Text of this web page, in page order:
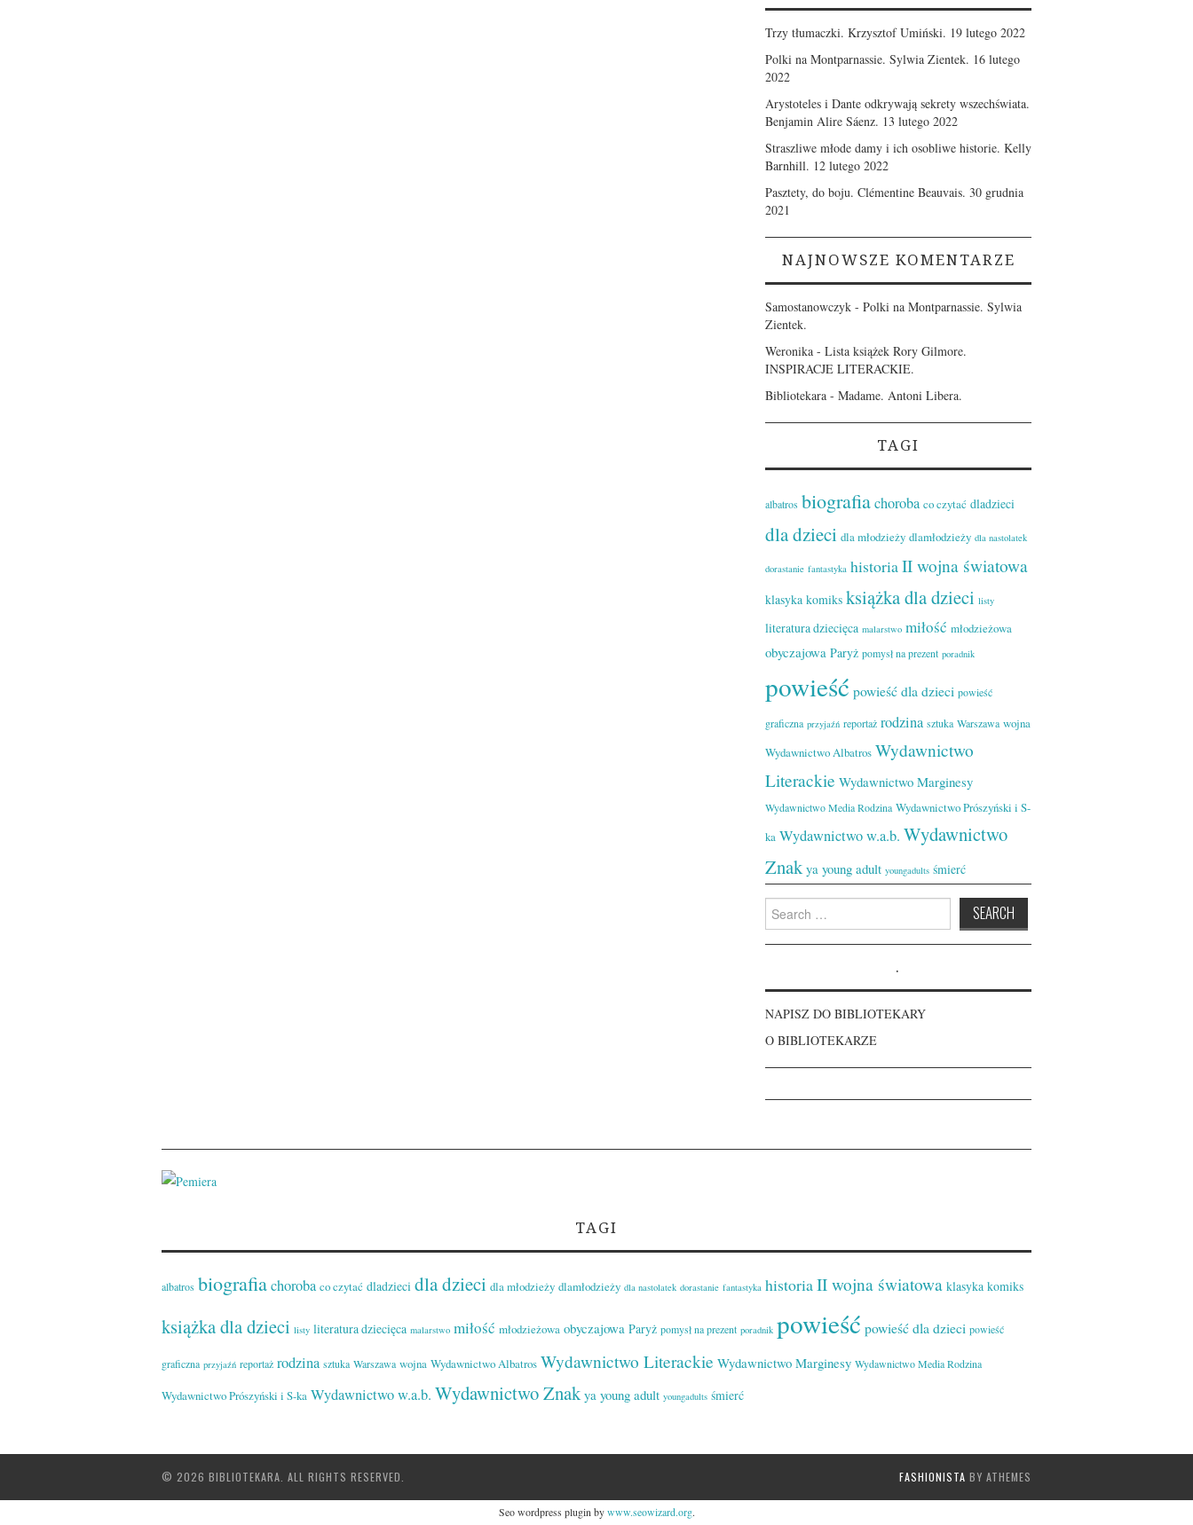
Trzy tłumaczki. Krzysztof Umiński. 19 lutego 2022
Polki na Montparnassie. Sylwia Zientek. 16 lutego
2022
Arystoteles i Dante odkrywają sekrety wszechświata.
Benjamin Alire Sáenz. 13 lutego 2022
Straszliwe młode damy i ich osobliwe historie. Kelly
Barnhill. 12 lutego 2022
Pasztety, do boju. Clémentine Beauvais. 30 grudnia
2021
NAJNOWSZE KOMENTARZE
Samostanowczyk - Polki na Montparnassie. Sylwia
Zientek.
Weronika - Lista książek Rory Gilmore.
INSPIRACJE LITERACKIE.
Bibliotekara - Madame. Antoni Libera.
TAGI
albatros biografiachoroba co czytać dladzieci
dla dzieci dla młodzieży dlamłodzieży dla nastolatek
dorastanie fantastyka historiaII wojna światowa
klasyka komiks książka dla dzieci listy
literatura dziecięca malarstwo miłość młodzieżowa
obyczajowa Paryż pomysł na prezent poradnik
powieść powieść dla dzieci powieść
graficzna przyjaźń reportaż rodzina sztuka Warszawa wojna
Wydawnictwo Albatros Wydawnictwo
Literackie Wydawnictwo Marginesy
Wydawnictwo Media Rodzina Wydawnictwo Prószyński i S-
ka Wydawnictwo w.a.b. Wydawnictwo
Znak ya young adult youngadults śmierć
Search
for:
.
NAPISZ DO BIBLIOTEKARY
O BIBLIOTEKARZE
TAGI
albatros biografiachoroba co czytać dladzieci dla dzieci dla młodzieży dlamłodzieży dla nastolatek dorastanie fantastyka historiaII wojna światowa klasyka komiks
książka dla dzieci listy literatura dziecięca malarstwo miłość młodzieżowa obyczajowa Paryż pomysł na prezent poradnik powieść powieść dla dzieci powieść
graficzna przyjaźń reportaż rodzina sztuka Warszawa wojna Wydawnictwo Albatros Wydawnictwo Literackie Wydawnictwo Marginesy Wydawnictwo Media Rodzina
Wydawnictwo Prószyński i S-ka Wydawnictwo w.a.b. Wydawnictwo Znak ya young adult youngadults śmierć
© 2026 BIBLIOTEKARA. ALL RIGHTS RESERVED. FASHIONISTA BY ATHEMES
Seo wordpress plugin bywww.seowizard.org.